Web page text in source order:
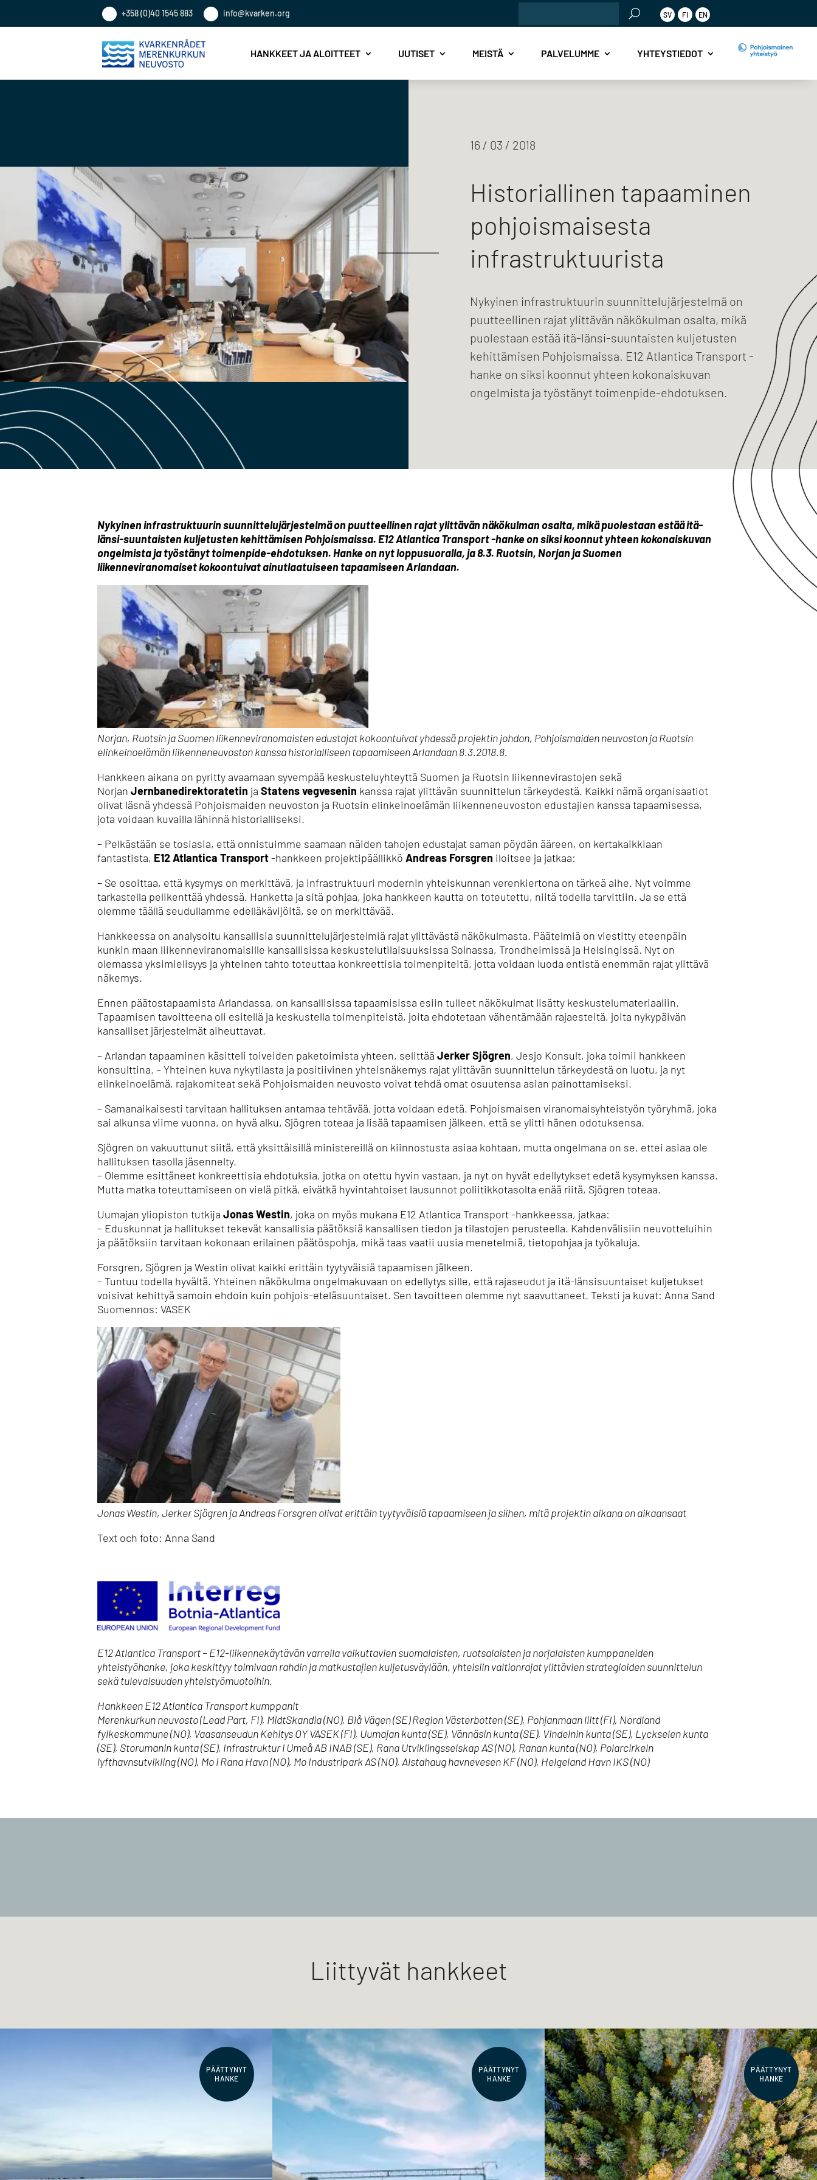
+358 (0)40 1545 883 info@kvarken.org SV FI EN
HANKKEET JA ALOITTEET UUTISET MEISTÄ PALVELUMME YHTEYSTIEDOT
16 / 03 / 2018
Historiallinen tapaaminen
pohjoismaisesta
infrastruktuurista
Nykyinen infrastruktuurin suunnittelujärjestelmä on
puutteellinen rajat ylittävän näkökulman osalta, mikä
puolestaan estää itä-länsi-suuntaisten kuljetusten
kehittämisen Pohjoismaissa. E12 Atlantica Transport -
hanke on siksi koonnut yhteen kokonaiskuvan
ongelmista ja työstänyt toimenpide-ehdotuksen.
Nykyinen infrastruktuurin suunnittelujärjestelmä on puutteellinen rajat ylittävän näkökulman osalta, mikä puolestaan estää itä-
länsi-suuntaisten kuljetusten kehittämisen Pohjoismaissa. E12 Atlantica Transport -hanke on siksi koonnut yhteen kokonaiskuvan
ongelmista ja työstänyt toimenpide-ehdotuksen. Hanke on nyt loppusuoralla, ja 8.3. Ruotsin, Norjan ja Suomen
liikenneviranomaiset kokoontuivat ainutlaatuiseen tapaamiseen Arlandaan.
Norjan, Ruotsin ja Suomen liikenneviranomaisten edustajat kokoontuivat yhdessä projektin johdon, Pohjoismaiden neuvoston ja Ruotsin
elinkeinoelämän liikenneneuvoston kanssa historialliseen tapaamiseen Arlandaan 8.3.2018.8.
Hankkeen aikana on pyritty avaamaan syvempää keskusteluyhteyttä Suomen ja Ruotsin liikennevirastojen sekä
Norjan Jernbanedirektoratetin ja Statens vegvesenin kanssa rajat ylittävän suunnittelun tärkeydestä. Kaikki nämä organisaatiot
olivat läsnä yhdessä Pohjoismaiden neuvoston ja Ruotsin elinkeinoelämän liikenneneuvoston edustajien kanssa tapaamisessa,
jota voidaan kuvailla lähinnä historialliseksi.
– Pelkästään se tosiasia, että onnistuimme saamaan näiden tahojen edustajat saman pöydän ääreen, on kertakaikkiaan
fantastista, E12 Atlantica Transport-hankkeen projektipäällikkö Andreas Forsgren iloitsee ja jatkaa:
– Se osoittaa, että kysymys on merkittävä, ja infrastruktuuri modernin yhteiskunnan verenkiertona on tärkeä aihe. Nyt voimme
tarkastella pelikenttää yhdessä. Hanketta ja sitä pohjaa, joka hankkeen kautta on toteutettu, niitä todella tarvittiin. Ja se että
olemme täällä seudullamme edelläkävijöitä, se on merkittävää.
Hankkeessa on analysoitu kansallisia suunnittelujärjestelmiä rajat ylittävästä näkökulmasta. Päätelmiä on viestitty eteenpäin
kunkin maan liikenneviranomaisille kansallisissa keskustelutilaisuuksissa Solnassa, Trondheimissä ja Helsingissä. Nyt on
olemassa yksimielisyys ja yhteinen tahto toteuttaa konkreettisia toimenpiteitä, jotta voidaan luoda entistä enemmän rajat ylittävä
näkemys.
Ennen päätostapaamista Arlandassa, on kansallisissa tapaamisissa esiin tulleet näkökulmat lisätty keskustelumateriaaliin.
Tapaamisen tavoitteena oli esitellä ja keskustella toimenpiteistä, joita ehdotetaan vähentämään rajaesteitä, joita nykypäivän
kansalliset järjestelmät aiheuttavat.
– Arlandan tapaaminen käsitteli toiveiden paketoimista yhteen, selittää Jerker Sjögren, Jesjo Konsult, joka toimii hankkeen
konsulttina. – Yhteinen kuva nykytilasta ja positiivinen yhteisnäkemys rajat ylittävän suunnittelun tärkeydestä on luotu, ja nyt
elinkeinoelämä, rajakomiteat sekä Pohjoismaiden neuvosto voivat tehdä omat osuutensa asian painottamiseksi.
– Samanaikaisesti tarvitaan hallituksen antamaa tehtävää, jotta voidaan edetä. Pohjoismaisen viranomaisyhteistyön työryhmä, joka
sai alkunsa viime vuonna, on hyvä alku, Sjögren toteaa ja lisää tapaamisen jälkeen, että se ylitti hänen odotuksensa.
Sjögren on vakuuttunut siitä, että yksittäisillä ministereillä on kiinnostusta asiaa kohtaan, mutta ongelmana on se, ettei asiaa ole
hallituksen tasolla jäsennelty.
– Olemme esittäneet konkreettisia ehdotuksia, jotka on otettu hyvin vastaan, ja nyt on hyvät edellytykset edetä kysymyksen kanssa.
Mutta matka toteuttamiseen on vielä pitkä, eivätkä hyvintahtoiset lausunnot poliitikkotasolta enää riitä, Sjögren toteaa.
Uumajan yliopiston tutkija Jonas Westin, joka on myös mukana E12 Atlantica Transport -hankkeessa, jatkaa:
– Eduskunnat ja hallitukset tekevät kansallisia päätöksiä kansallisen tiedon ja tilastojen perusteella. Kahdenvälisiin neuvotteluihin
ja päätöksiin tarvitaan kokonaan erilainen päätöspohja, mikä taas vaatii uusia menetelmiä, tietopohjaa ja työkaluja.
Forsgren, Sjögren ja Westin olivat kaikki erittäin tyytyväisiä tapaamisen jälkeen.
– Tuntuu todella hyvältä. Yhteinen näkökulma ongelmakuvaan on edellytys sille, että rajaseudut ja itä-länsisuuntaiset kuljetukset
voisivat kehittyä samoin ehdoin kuin pohjois-eteläsuuntaiset. Sen tavoitteen olemme nyt saavuttaneet. Teksti ja kuvat: Anna Sand
Suomennos: VASEK
Jonas Westin, Jerker Sjögren ja Andreas Forsgren olivat erittäin tyytyväisiä tapaamiseen ja siihen, mitä projektin aikana on aikaansaat
Text och foto: Anna Sand
E12 Atlantica Transport – E12-liikennekäytävän varrella vaikuttavien suomalaisten, ruotsalaisten ja norjalaisten kumppaneiden
yhteistyöhanke, joka keskittyy toimivaan rahdin ja matkustajien kuljetusväylään, yhteisiin valtionrajat ylittävien strategioiden suunnittelun
sekä tulevaisuuden yhteistyömuotoihin.
Hankkeen E12 Atlantica Transport kumppanit
Merenkurkun neuvosto (Lead Part, FI), MidtSkandia (NO), Blå Vägen (SE) Region Västerbotten (SE), Pohjanmaan liitt (FI), Nordland
fylkeskommune (NO), Vaasanseudun Kehitys OY VASEK (FI), Uumajan kunta (SE), Vännäsin kunta (SE), Vindelnin kunta (SE), Lyckselen kunta
(SE), Storumanin kunta (SE), Infrastruktur i Umeå AB INAB (SE), Rana Utviklingsselskap AS (NO), Ranan kunta (NO), Polarcirkeln
lyfthavnsutvikling (NO), Mo i Rana Havn (NO), Mo Industripark AS (NO), Alstahaug havnevesen KF (NO), Helgeland Havn IKS (NO)
Liittyvät hankkeet
PÄÄTTYNYT
HANKE
PÄÄTTYNYT
HANKE
PÄÄTTYNYT
HANKE